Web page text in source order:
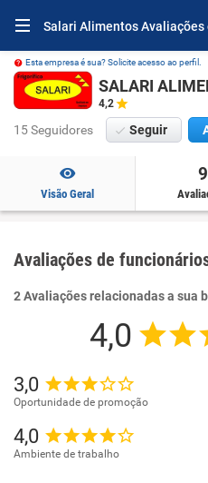
Salari Alimentos Avaliações
Esta empresa é sua? Solicite acesso ao perfil.
SALARI
4,2
15 Seguidores Seguir
Visão Geral
9
Avaliações de
2 Avaliações relacionadas a sua
4,0
3,0
Oportunidade de promoção
4,0
Ambiente de trabalho